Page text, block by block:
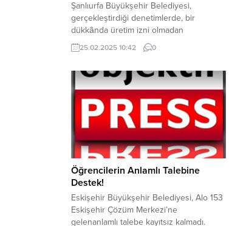
Şanlıurfa Büyükşehir Belediyesi,
gerçekleştirdiği denetimlerde, bir
dükkânda üretim izni olmadan
vesağlıksız koşullarda üretilen toplam
500 kilogramdan oluşan 120 kova yoğurt
Belediyesi Zabıta Daire Başkanlığı
ekipleri, Ramazan ayı öncesi
denetimlerinisıklaştırdı. Halkın sağlığını
korumak amacıyla gerçekleştirilen
denetimlerde, Emniyet Caddesi’nde
birdükkânda üretim izni olmadan yapılan,
son kullanma tarihi bulunmayan...
25.02.2025 10:42 0
Öğrencilerin Anlamlı Talebine
Destek!
Eskişehir Büyükşehir Belediyesi, Alo 153
Eskişehir Çözüm Merkezi’ne
gelenanlamlı talebe kayıtsız kalmadı.